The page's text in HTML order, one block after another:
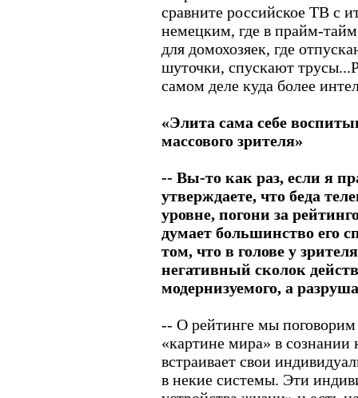
сравните российское ТВ с
немецким, где в прайм-
для домохозяек, где
шуточки, спускают
самом деле куда более
«Элита сама себе
массового зрителя»
-- Вы-то как раз, если я
утверждаете, что беда
уровне, погони за
думает большинство его
том, что в голове у
негативный сколок
модернизуемого, а
-- О рейтинге мы поговорим
«картине мира» в сознании
встраивает свои
в некие системы. Эти